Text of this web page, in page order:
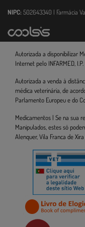
NIPC: 502643340 | Farmácia
Autorizada a disponibilizar
Internet pelo INFARMED, I.P.
Autorizada a venda à
médica veterinária, de
Parlamento Europeu e do
Medicamentos | Se na sua
Manipulados, estes só
Alenquer, Vila Franca de